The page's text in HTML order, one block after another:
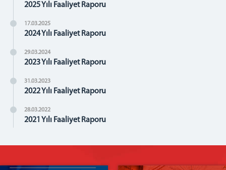
2025 Yılı Faaliyet Raporu
17.03.2025
2024 Yılı Faaliyet Raporu
29.03.2024
2023 Yılı Faaliyet Raporu
31.03.2023
2022 Yılı Faaliyet Raporu
28.03.2022
2021 Yılı Faaliyet Raporu